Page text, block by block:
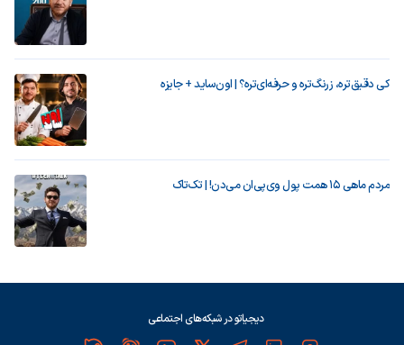
کی دقیق‌تره، زرنگ‌تره و حرفه‌ای‌تره؟ | اون‌ساید + جایزه
مردم ماهی ۱۵ همت پول وی‌پی‌ان می‌دن! | تک‌تاک
دیجیاتو در شبکه‌های اجتماعی